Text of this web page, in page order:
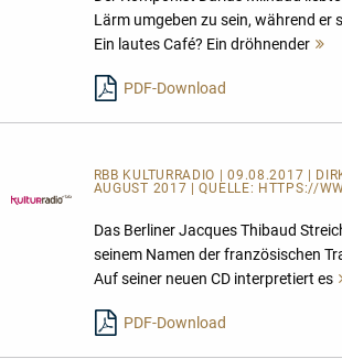
Lärm umgeben zu sein, während er
Ein lautes Café? Ein dröhnender
PDF-Download
RBB KULTURRADIO | 09.08.2017 |
AUGUST 2017 | QUELLE: HTTPS://
Das Berliner Jacques Thibaud
seinem Namen der französischen
Auf seiner neuen CD interpretiert es
PDF-Download